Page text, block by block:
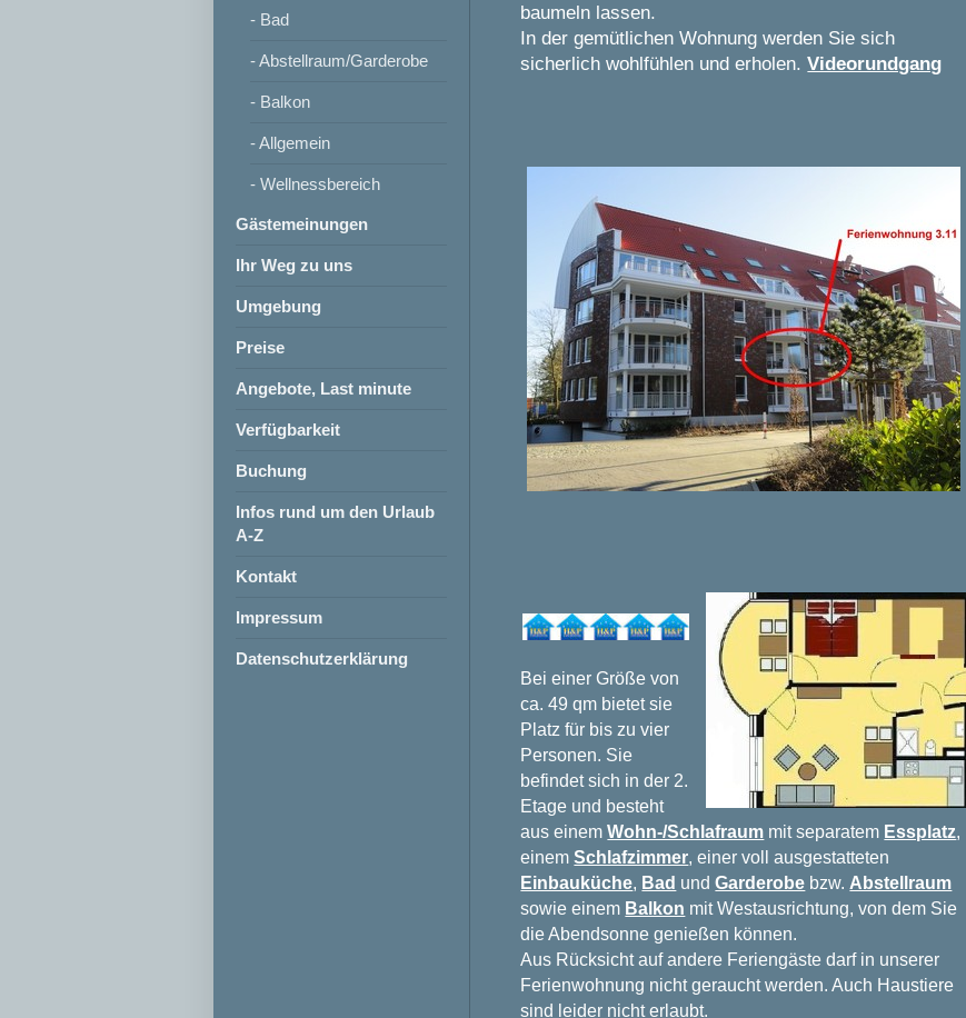
- Bad
- Abstellraum/Garderobe
- Balkon
- Allgemein
- Wellnessbereich
Gästemeinungen
Ihr Weg zu uns
Umgebung
Preise
Angebote, Last minute
Verfügbarkeit
Buchung
Infos rund um den Urlaub
A-Z
Kontakt
Impressum
Datenschutzerklärung
baumeln lassen.
In der gemütlichen Wohnung werden Sie sich
sicherlich wohlfühlen und erholen. Videorundgang
Bei einer Größe von
ca. 49 qm bietet sie
Platz für bis zu vier
Personen. Sie
befindet sich in der 2.
Etage und besteht
aus einem Wohn-/Schlafraum mit separatem Essplatz,
einem Schlafzimmer, einer voll ausgestatteten
Einbauküche, Bad und Garderobe bzw. Abstellraum
sowie einem Balkon mit Westausrichtung, von dem Sie
die Abendsonne genießen können.
Aus Rücksicht auf andere Feriengäste darf in unserer
Ferienwohnung nicht geraucht werden. Auch Haustiere
sind leider nicht erlaubt.